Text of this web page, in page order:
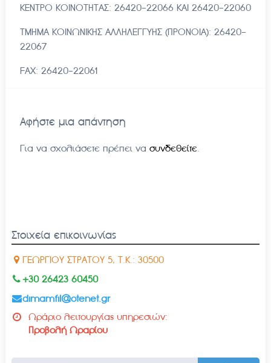
ΚΕΝΤΡΟ ΚΟΙΝΟΤΗΤΑΣ: 26420-22066 ΚΑΙ 26420-22060
ΤΜΗΜΑ ΚΟΙΝΩΝΙΚΗΣ ΑΛΛΗΛΕΓΓΥΗΣ (ΠΡΟΝΟΙΑ): 26420-
22067
FAX: 26420-22061
Αφήστε μια απάντηση
Για να σχολιάσετε πρέπει να συνδεθείτε.
Στοιχεία επικοινωνίας
ΓΕΩΡΓΙΟΥ ΣΤΡΑΤΟΥ 5, Τ.Κ.: 30500
+30 26423 60450
dimamfil@otenet.gr
Ωράριο λειτουργίας υπηρεσιών:
Προβολή Ωραρίου